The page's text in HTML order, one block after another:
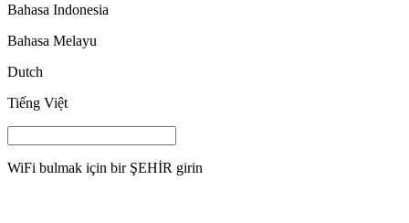
Bahasa Indonesia
Bahasa Melayu
Dutch
Tiếng Việt
WiFi bulmak için bir ŞEHİR girin